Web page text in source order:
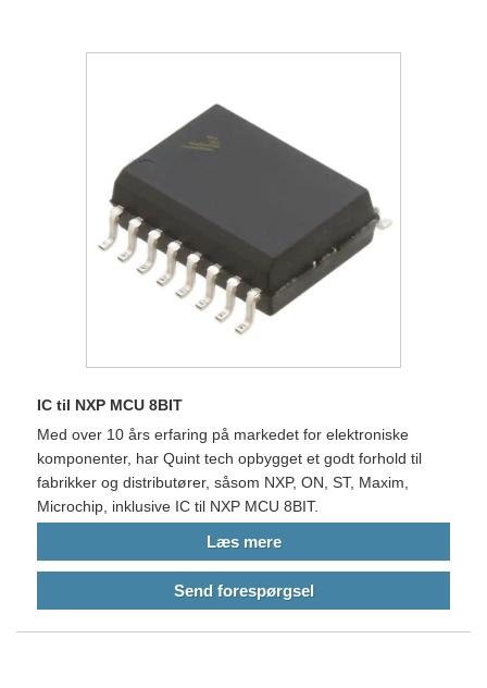
IC til NXP MCU 8BIT
Med over 10 års erfaring på markedet for elektroniske
komponenter, har Quint tech opbygget et godt forhold til
fabrikker og distributører, såsom NXP, ON, ST, Maxim,
Microchip, inklusive IC til NXP MCU 8BIT.
Læs mere
Send forespørgsel